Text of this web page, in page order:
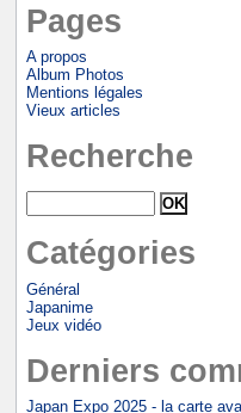
Pages
A propos
Album Photos
Mentions légales
Vieux articles
Recherche
Catégories
Général
Japanime
Jeux vidéo
Derniers
Japan Expo 2025 - la carte